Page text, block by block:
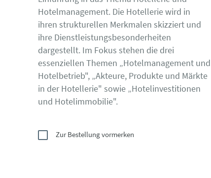
Hotelmanagement. Die Hotellerie wird in
ihren strukturellen Merkmalen skizziert und
ihre Dienstleistungsbesonderheiten
dargestellt. Im Fokus stehen die drei
essenziellen Themen „Hotelmanagement und
Hotelbetrieb", „Akteure, Produkte und Märkte
in der Hotellerie" sowie „Hotelinvestitionen
und Hotelimmobilie".
Zur Bestellung vormerken